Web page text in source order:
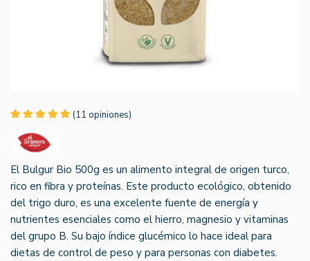
(11 opiniones)
El Bulgur Bio 500g es un alimento integral de origen turco,
rico en fibra y proteínas. Este producto ecológico, obtenido
del trigo duro, es una excelente fuente de energía y
nutrientes esenciales como el hierro, magnesio y vitaminas
del grupo B. Su bajo índice glucémico lo hace ideal para
dietas de control de peso y para personas con diabetes.